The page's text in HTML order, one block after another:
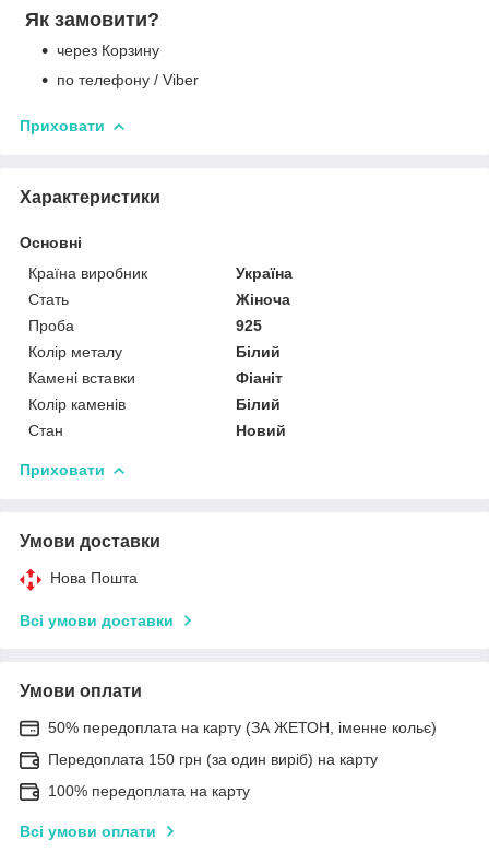
Як замовити?
через Корзину
по телефону / Viber
Приховати
Характеристики
Основні
Країна виробник
Україна
Стать
Жіноча
Проба
925
Колір металу
Білий
Камені вставки
Фіаніт
Колір каменів
Білий
Стан
Новий
Приховати
Умови доставки
Нова Пошта
Всі умови доставки
Умови оплати
50% передоплата на карту (ЗА ЖЕТОН, іменне кольє)
Передоплата 150 грн (за один виріб) на карту
100% передоплата на карту
Всі умови оплати